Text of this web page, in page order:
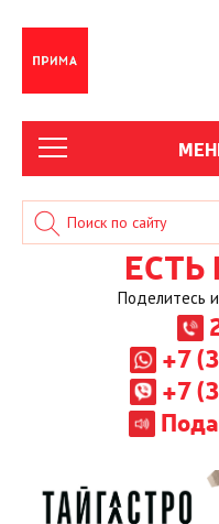
ЕСТЬ
Поделитесь
+7
+7